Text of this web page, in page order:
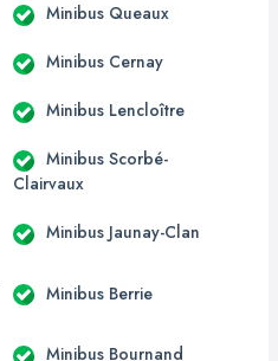
Minibus Queaux
Minibus Cernay
Minibus Lencloître
Minibus Scorbé-
Clairvaux
Minibus Jaunay-Clan
Minibus Berrie
Minibus Bournand